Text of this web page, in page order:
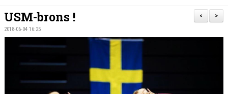
OM FÖRENINGEN
>
<
USM-brons !
2018-06-04 16:25